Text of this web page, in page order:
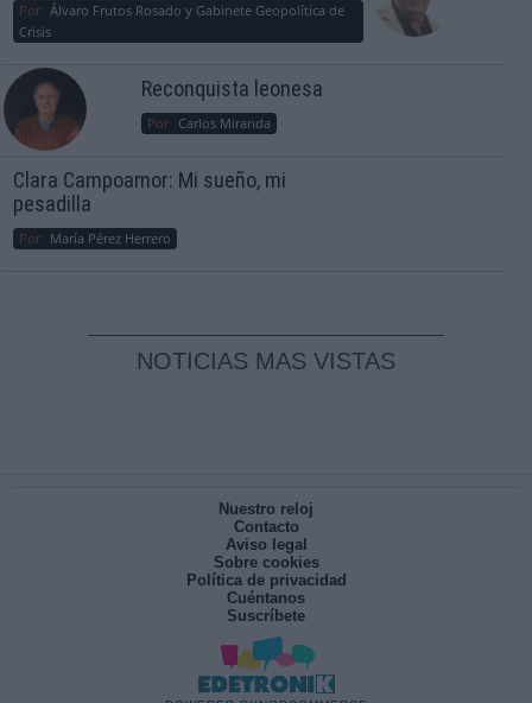
Por Álvaro Frutos Rosado y Gabinete Geopolítica de
Crisis
Reconquista leonesa
Por Carlos Miranda
Clara Campoamor: Mi sueño, mi
pesadilla
Por María Pérez Herrero
NOTICIAS MAS VISTAS
Nuestro reloj
Contacto
Aviso legal
Sobre cookies
Política de privacidad
Cuéntanos
Suscríbete